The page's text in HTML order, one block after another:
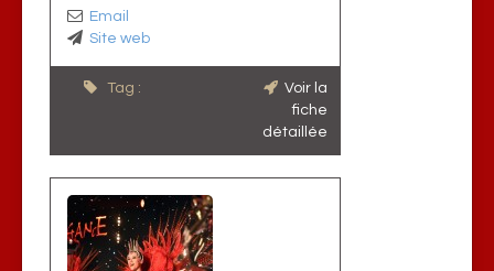
Email
Site web
Tag :
Voir la
fiche
détaillée